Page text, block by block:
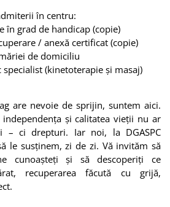
în centru:
în grad de handicap (copie)
/ anexă certificat (copie)
de domiciliu
(kinetoterapie și masaj)
are nevoie de sprijin, suntem aici.
și calitatea vieții nu ar
– ci drepturi. Iar noi, la DGASPC
le susținem, zi de zi. Vă invităm să
cunoașteți și să descoperiți ce
recuperarea făcută cu grijă,